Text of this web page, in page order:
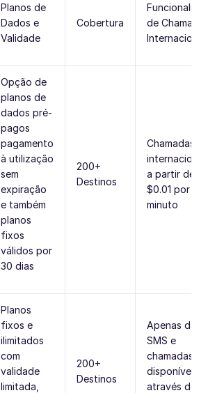
Planos de
Dados e
Validade
Cobertura
de
Opção de
planos de
dados pré-
pagos
pagamento
à utilização
sem
expiração
e também
planos
fixos
válidos por
30 dias
200+
Destinos
Chamadas
a partir de
$0.01 por
minuto
Planos
fixos e
ilimitados
com
validade
limitada,
200+
Destinos
Apenas
SMS e
chamadas
disponíveis
através de